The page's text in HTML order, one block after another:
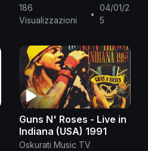
186
Visualizzazioni
•
04/01/2
5
Guns N' Roses - Live in
Indiana (USA) 1991
Oskurati Music TV